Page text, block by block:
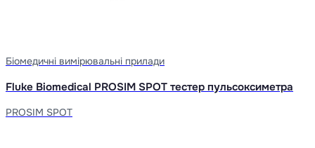
Біомедичні вимірювальні прилади
Fluke Biomedical PROSIM SPOT тестер пульсоксиметра
PROSIM SPOT